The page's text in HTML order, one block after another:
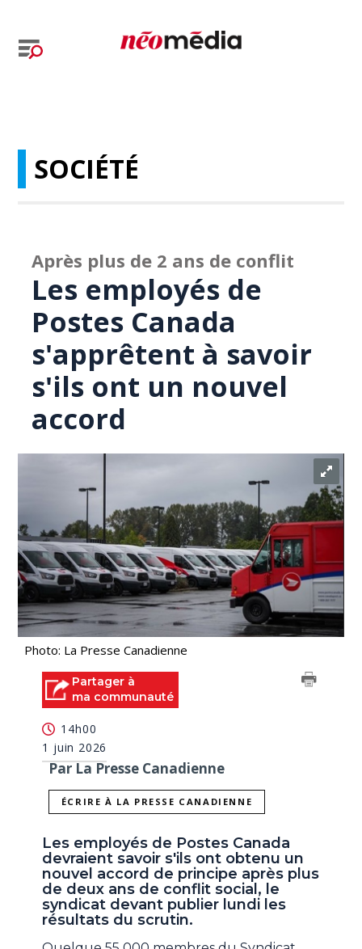
SOCIÉTÉ
Après plus de 2 ans de conflit
Les employés de
Postes Canada
s'apprêtent à savoir
s'ils ont un nouvel
accord
Photo: La Presse Canadienne
Partager à
ma communauté
14h00
1 juin 2026
Par La Presse Canadienne
ÉCRIRE À LA PRESSE CANADIENNE
Les employés de Postes Canada
devraient savoir s'ils ont obtenu un
nouvel accord de principe après plus
de deux ans de conflit social, le
syndicat devant publier lundi les
résultats du scrutin.